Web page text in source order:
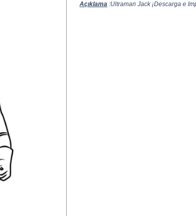
Açıklama :Ultraman Jack ¡Descarga e